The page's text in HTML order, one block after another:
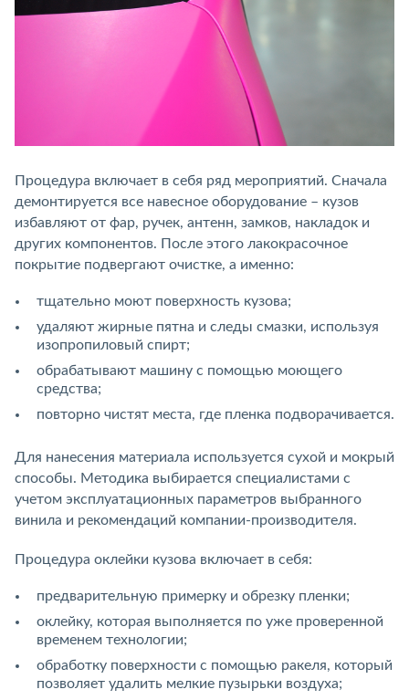
Процедура включает в себя ряд мероприятий. Сначала
демонтируется все навесное оборудование – кузов
избавляют от фар, ручек, антенн, замков, накладок и
других компонентов. После этого лакокрасочное
покрытие подвергают очистке, а именно:
тщательно моют поверхность кузова;
удаляют жирные пятна и следы смазки, используя
изопропиловый спирт;
обрабатывают машину с помощью моющего
средства;
повторно чистят места, где пленка подворачивается.
Для нанесения материала используется сухой и мокрый
способы. Методика выбирается специалистами с
учетом эксплуатационных параметров выбранного
винила и рекомендаций компании-производителя.
Процедура оклейки кузова включает в себя:
предварительную примерку и обрезку пленки;
оклейку, которая выполняется по уже проверенной
временем технологии;
обработку поверхности с помощью ракеля, который
позволяет удалить мелкие пузырьки воздуха;